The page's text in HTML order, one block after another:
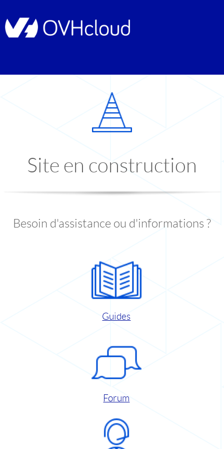
Site en construction
Besoin d'assistance ou d'informations ?
Guides
Forum